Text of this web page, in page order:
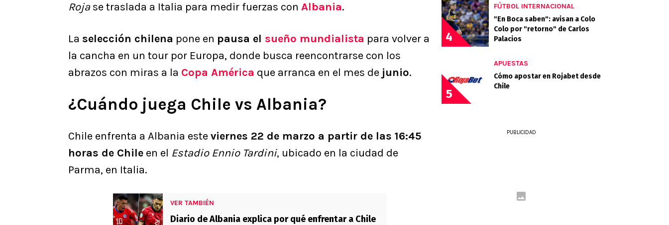
Roja se traslada a Italia para medir fuerzas con Albania.
La selección chilena pone en pausa el sueño mundialista para volver a
la cancha en un tour por Europa, donde busca reencontrarse con los
abrazos con miras a la Copa América que arranca en el mes de junio.
¿Cuándo juega Chile vs Albania?
Chile enfrenta a Albania esteviernes 22 de marzo a partir de las 16:45
horas de Chile en el Estadio Ennio Tardini, ubicado en la ciudad de
Parma, en Italia.
VER TAMBIÉN
Diario de Albania explica por qué enfrentar a Chile
4
FÚTBOL INTERNACIONAL
"En Boca saben": avisan a Colo
Colo por "retorno" de Carlos
Palacios
5
APUESTAS
Cómo apostar en Rojabet desde
Chile
PUBLICIDAD